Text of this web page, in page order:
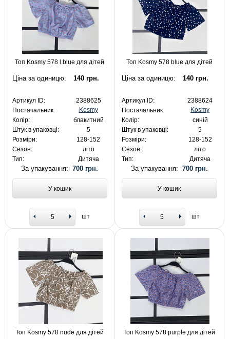
Топ Kosmy 578 l.blue для дітей
Ціна за одиницю: 140 грн.
Артикул ID:
2388625
Постачальник:
Kosmy
Колір:
блакитний
Штук в упаковці:
5
Розміри:
128-152
Сезон:
літо
Тип:
Дитяча
За упакування:700 грн.
У кошик
шт
Топ Kosmy 578 blue для дітей
Ціна за одиницю: 140 грн.
Артикул ID:
2388624
Постачальник:
Kosmy
Колір:
синій
Штук в упаковці:
5
Розміри:
128-152
Сезон:
літо
Тип:
Дитяча
За упакування: 700 грн.
У кошик
шт
Топ Kosmy 578 nude для дітей Топ Kosmy 578 purple для дітей